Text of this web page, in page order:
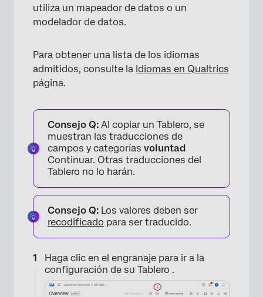
utiliza un mapeador de datos o un
modelador de datos.
Para obtener una lista de los idiomas
admitidos, consulte la Idiomas en Qualtrics
página.
Consejo Q: Al copiar un Tablero, se
muestran las traducciones de
campos y categorías voluntad
Continuar. Otras traducciones del
Tablero no lo harán.
Consejo Q: Los valores deben ser
recodificado para ser traducido.
Haga clic en el engranaje para ir a la
configuración de su Tablero .